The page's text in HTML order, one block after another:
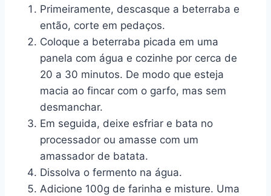
Primeiramente, descasque a beterraba e
então, corte em pedaços.
Coloque a beterraba picada em uma
panela com água e cozinhe por cerca de
20 a 30 minutos. De modo que esteja
macia ao fincar com o garfo, mas sem
desmanchar.
Em seguida, deixe esfriar e bata no
processador ou amasse com um
amassador de batata.
Dissolva o fermento na água.
Adicione 100g de farinha e misture. Uma